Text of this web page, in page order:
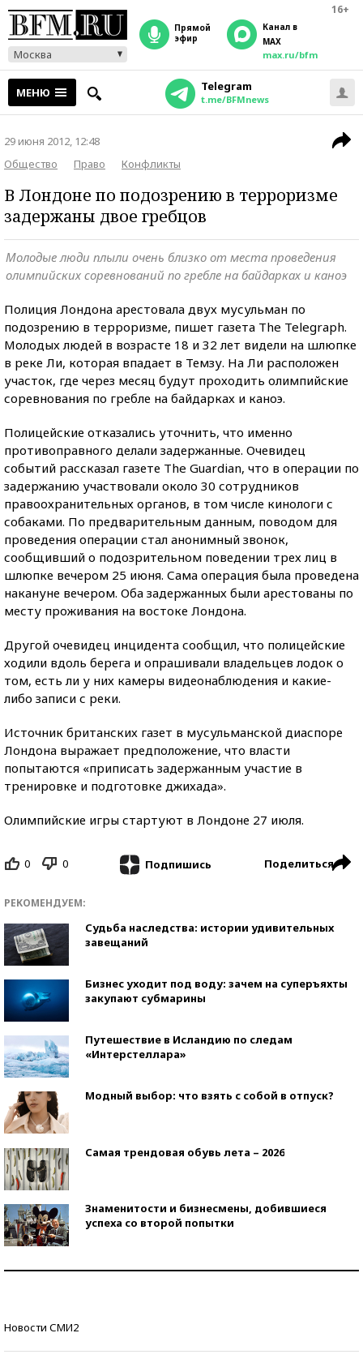
16+
Москва
прямой
эфир
Канал в
MAX
max.ru/bfm
МЕНЮ Telegram
t.me/BFMnews
29 июня 2012, 12:48
Общество
Право Конфликты
В Лондоне по подозрению в терроризме
задержаны двое гребцов
Молодые люди плыли очень близко от места проведения
олимпийских соревнований по гребле на байдарках и каноэ
Полиция Лондона арестовала двух мусульман по
подозрению в терроризме, пишет газета The Telegraph.
Молодых людей в возрасте 18 и 32 лет видели на шлюпке
в реке Ли, которая впадает в Темзу. На Ли расположен
участок, где через месяц будут проходить олимпийские
соревнования по гребле на байдарках и каноэ.
Полицейские отказались уточнить, что именно
противоправного делали задержанные. Очевидец
событий рассказал газете The Guardian, что в операции по
задержанию участвовали около 30 сотрудников
правоохранительных органов, в том числе кинологи с
собаками. По предварительным данным, поводом для
проведения операции стал анонимный звонок,
сообщивший о подозрительном поведении трех лиц в
шлюпке вечером 25 июня. Сама операция была проведена
накануне вечером. Оба задержанных были арестованы по
месту проживания на востоке Лондона.
Другой очевидец инцидента сообщил, что полицейские
ходили вдоль берега и опрашивали владельцев лодок о
том, есть ли у них камеры видеонаблюдения и какие-
либо записи с реки.
Источник британских газет в мусульманской диаспоре
Лондона выражает предположение, что власти
попытаются «приписать задержанным участие в
тренировке и подготовке джихада».
Олимпийские игры стартуют в Лондоне 27 июля.
0 0 Подпишись Поделиться
РЕКОМЕНДУЕМ:
Судьба наследства: истории удивительных
завещаний
Бизнес уходит под воду: зачем на суперъяхты
закупают субмарины
Путешествие в Исландию по следам
«Интерстеллара»
Модный выбор: что взять с собой в отпуск?
Самая трендовая обувь лета – 2026
Знаменитости и бизнесмены, добившиеся
успеха со второй попытки
Новости СМИ2